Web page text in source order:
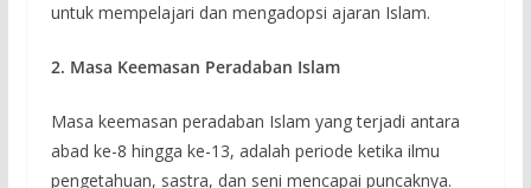
untuk mempelajari dan mengadopsi ajaran Islam.
2. Masa Keemasan Peradaban Islam
Masa keemasan peradaban Islam yang terjadi antara
abad ke-8 hingga ke-13, adalah periode ketika ilmu
pengetahuan, sastra, dan seni mencapai puncaknya.